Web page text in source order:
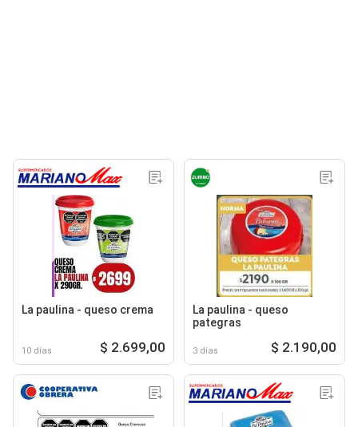
La paulina - queso crema
10 días $ 2.699,00
La paulina - queso
pategras
3 días $ 2.190,00